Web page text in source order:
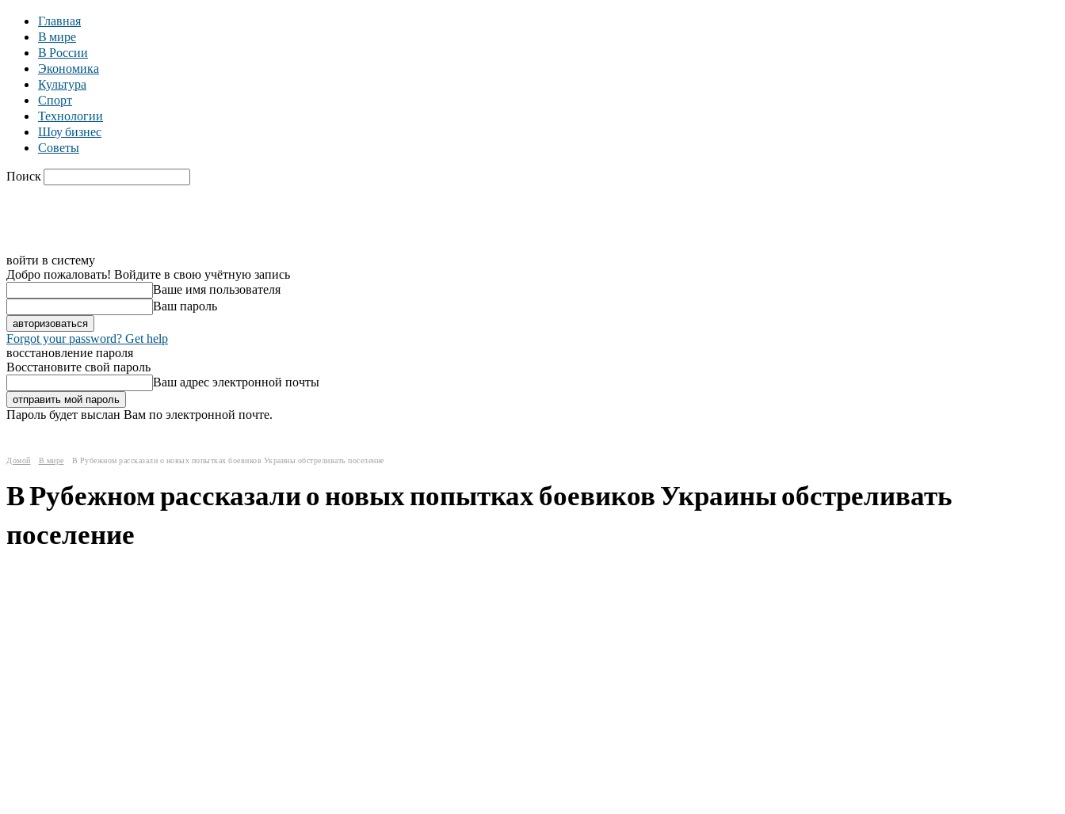
Главная
В мире
В России
Экономика
Культура
Спорт
Технологии
Шоу бизнес
Советы
Поиск
войти в систему
Добро пожаловать! Войдите в свою учётную запись
Ваше имя пользователя
Ваш пароль
Forgot your password? Get help
восстановление пароля
Восстановите свой пароль
Ваш адрес электронной почты
Пароль будет выслан Вам по электронной почте.
Домой В мире В Рубежном рассказали о новых попытках боевиков Украины обстреливать поселение
В Рубежном рассказали о новых попытках боевиков Украины обстреливать
поселение